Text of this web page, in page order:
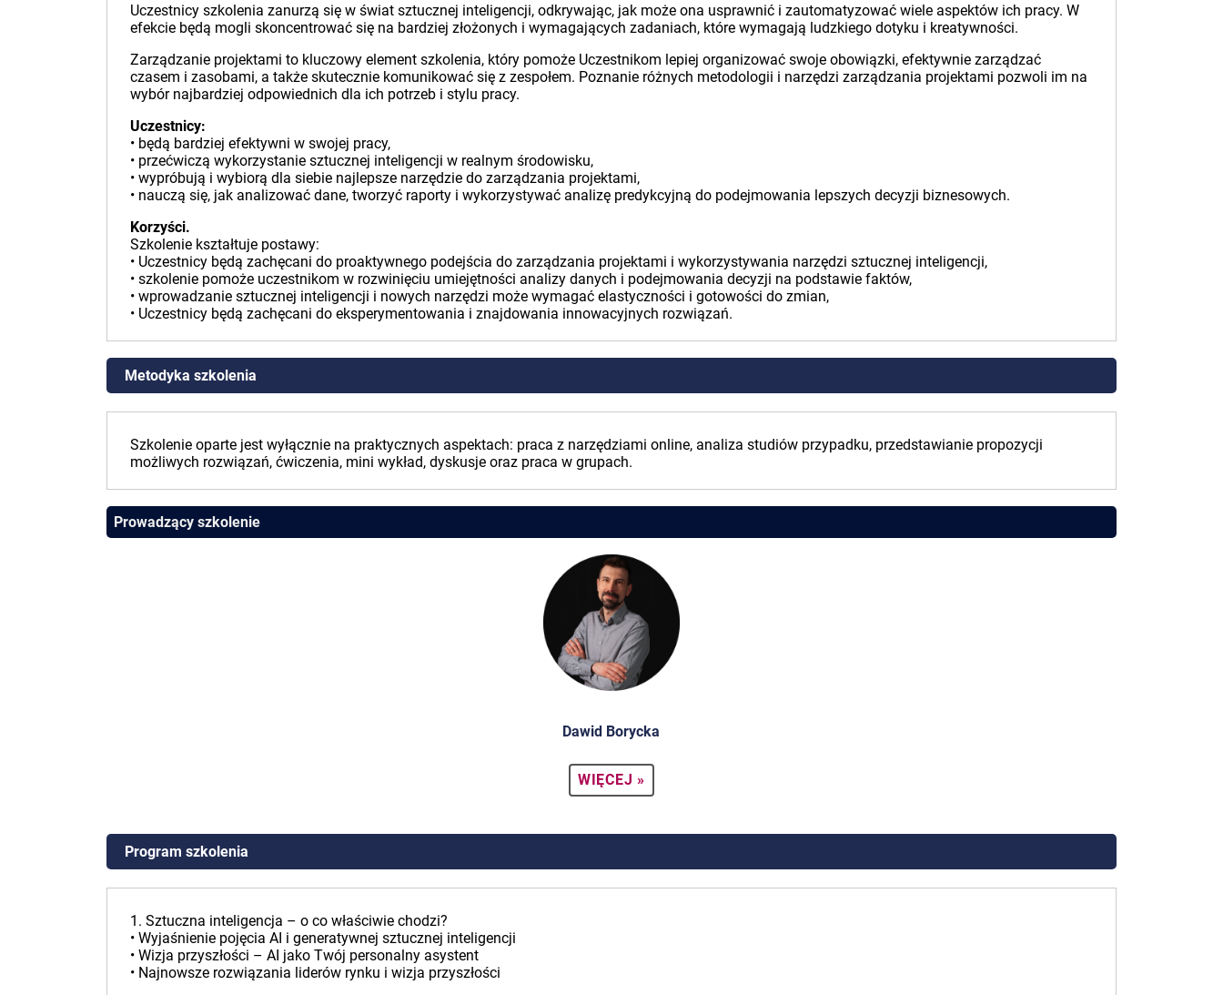
Uczestnicy szkolenia zanurzą się w świat sztucznej inteligencji, odkrywając, jak może ona usprawnić i zautomatyzować wiele aspektów ich pracy. W
efekcie będą mogli skoncentrować się na bardziej złożonych i wymagających zadaniach, które wymagają ludzkiego dotyku i kreatywności.
Zarządzanie projektami to kluczowy element szkolenia, który pomoże Uczestnikom lepiej organizować swoje obowiązki, efektywnie zarządzać
czasem i zasobami, a także skutecznie komunikować się z zespołem. Poznanie różnych metodologii i narzędzi zarządzania projektami pozwoli im na
wybór najbardziej odpowiednich dla ich potrzeb i stylu pracy.
Uczestnicy:
• będą bardziej efektywni w swojej pracy,
• przećwiczą wykorzystanie sztucznej inteligencji w realnym środowisku,
• wypróbują i wybiorą dla siebie najlepsze narzędzie do zarządzania projektami,
• nauczą się, jak analizować dane, tworzyć raporty i wykorzystywać analizę predykcyjną do podejmowania lepszych decyzji biznesowych.
Korzyści.
Szkolenie kształtuje postawy:
• Uczestnicy będą zachęcani do proaktywnego podejścia do zarządzania projektami i wykorzystywania narzędzi sztucznej inteligencji,
• szkolenie pomoże uczestnikom w rozwinięciu umiejętności analizy danych i podejmowania decyzji na podstawie faktów,
• wprowadzanie sztucznej inteligencji i nowych narzędzi może wymagać elastyczności i gotowości do zmian,
• Uczestnicy będą zachęcani do eksperymentowania i znajdowania innowacyjnych rozwiązań.
Metodyka szkolenia
Szkolenie oparte jest wyłącznie na praktycznych aspektach: praca z narzędziami online, analiza studiów przypadku, przedstawianie propozycji
możliwych rozwiązań, ćwiczenia, mini wykład, dyskusje oraz praca w grupach.
Prowadzący szkolenie
Dawid Borycka
WIĘCEJ »
Program szkolenia
1. Sztuczna inteligencja – o co właściwie chodzi?
• Wyjaśnienie pojęcia AI i generatywnej sztucznej inteligencji
• Wizja przyszłości – AI jako Twój personalny asystent
• Najnowsze rozwiązania liderów rynku i wizja przyszłości